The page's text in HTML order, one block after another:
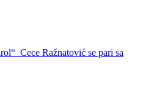
Cece Ražnatović se pari sa